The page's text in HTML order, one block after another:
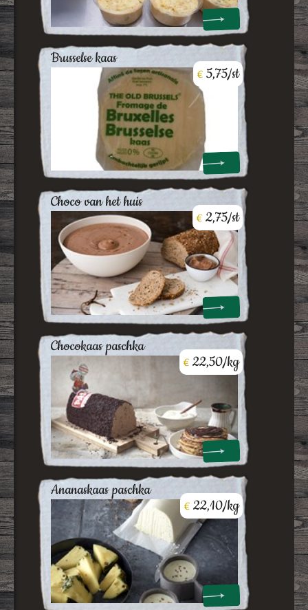
brusselse kaas
€5,75/st
choco van het huis
€2,75/st
chocokaas paschka
€22,50/kg
ananaskaas paschka
€22,10/kg